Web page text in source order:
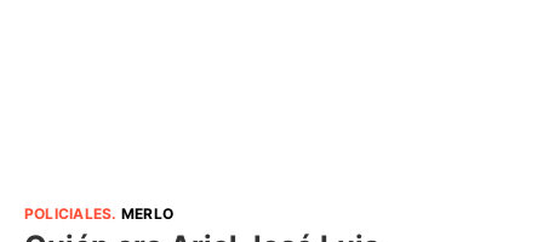
POLICIALES. MERLO